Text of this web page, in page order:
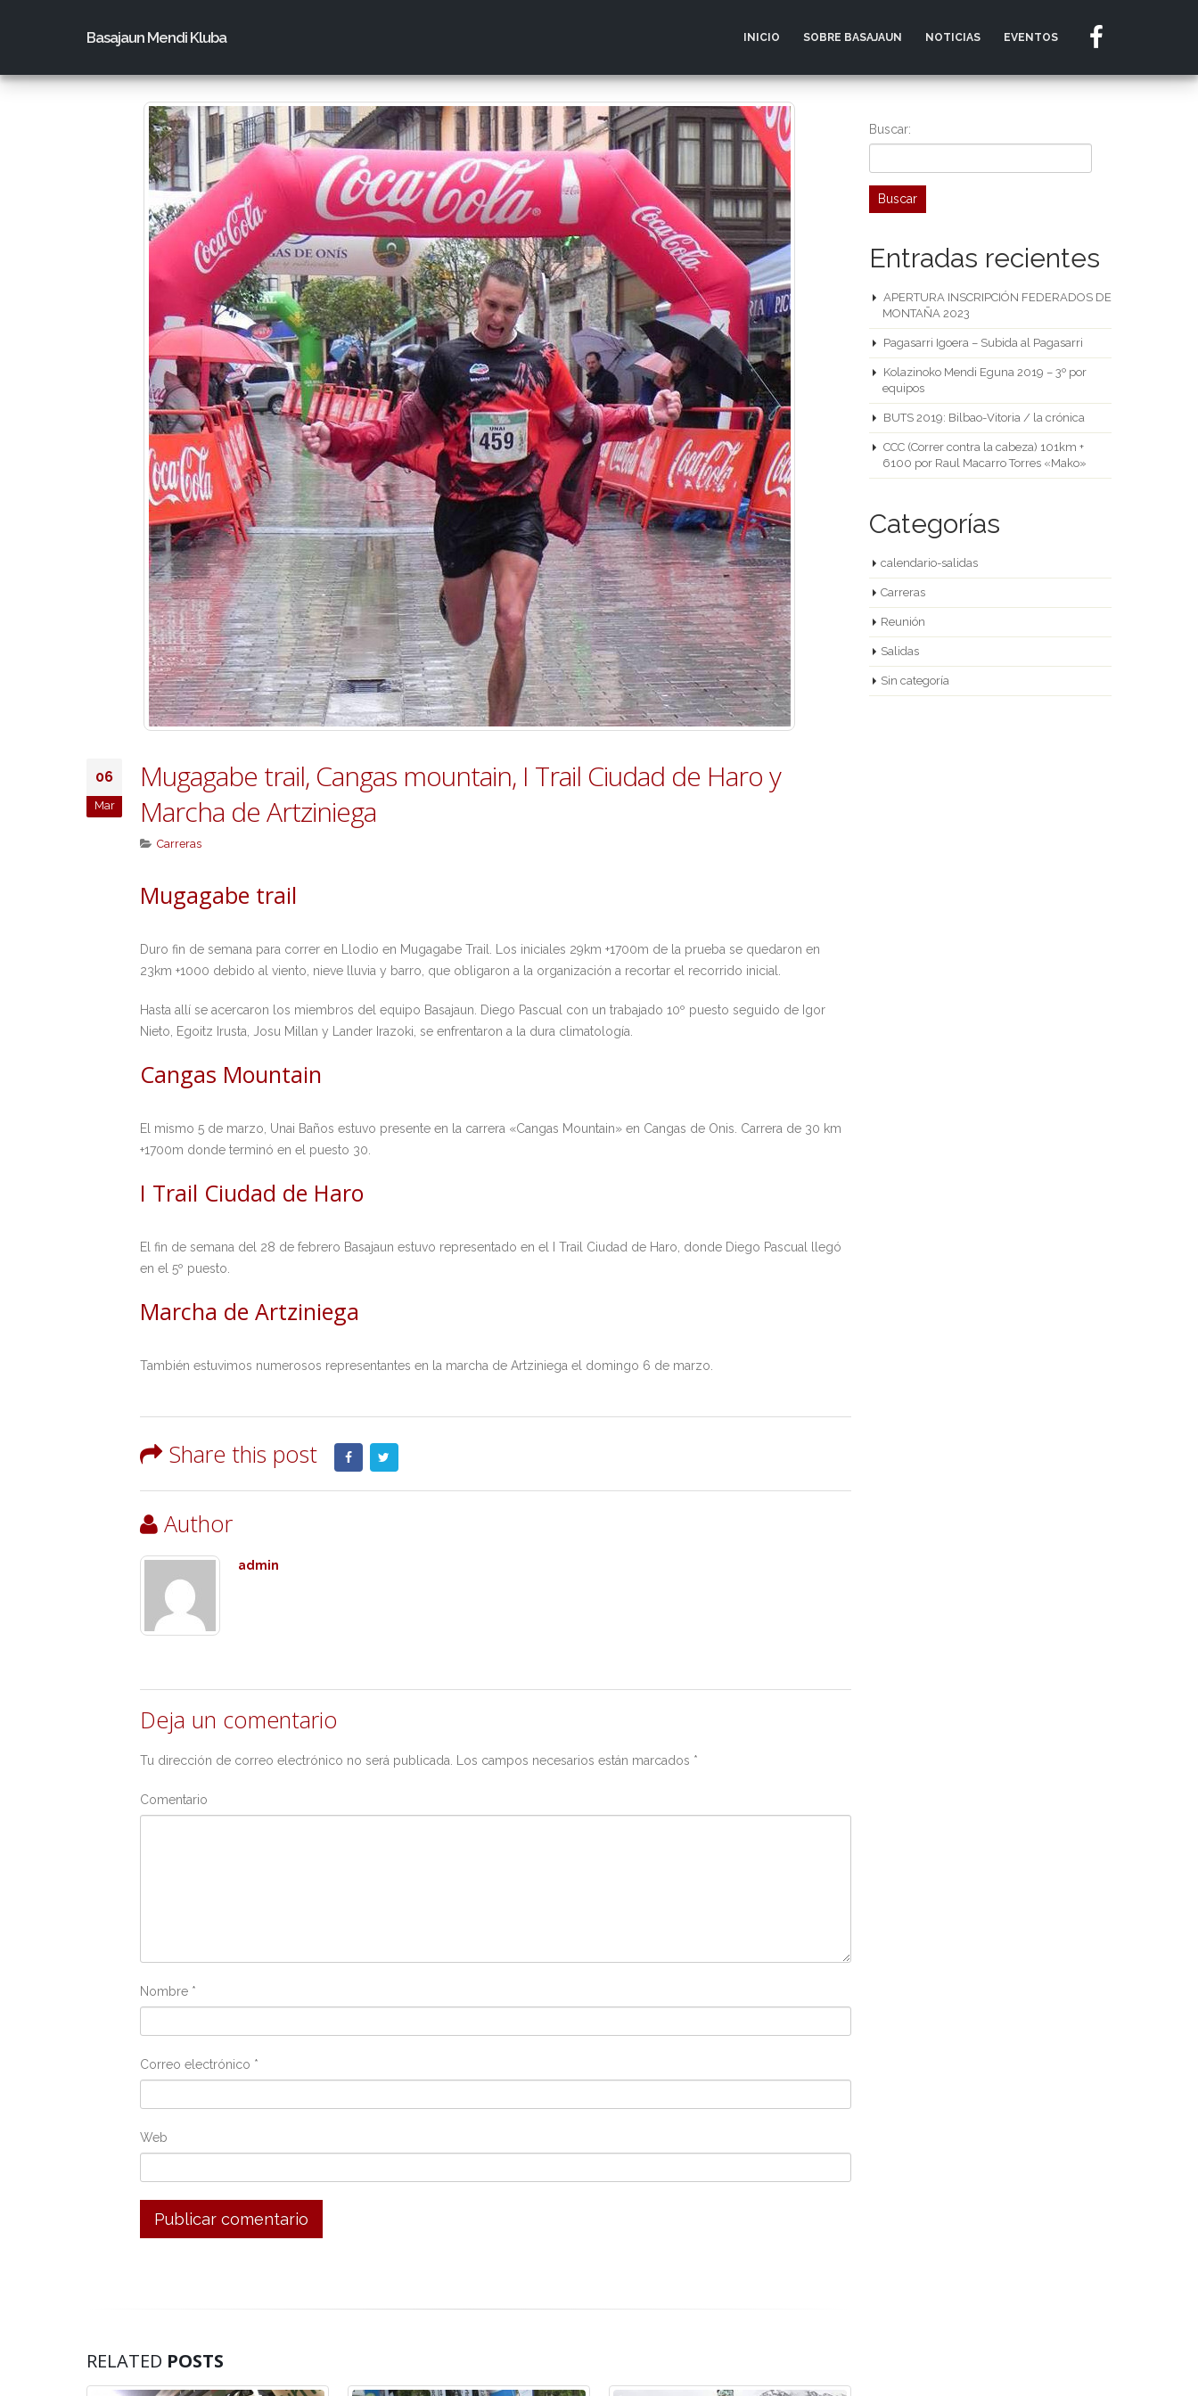
Basajaun Mendi Kluba INICIO SOBRE BASAJAUN NOTICIAS EVENTOS
06
Mar
Mugagabe trail, Cangas mountain, I Trail Ciudad de Haro y
Marcha de Artziniega
Carreras
Mugagabe trail
Duro fin de semana para correr en Llodio en Mugagabe Trail. Los iniciales 29km +1700m de la prueba se quedaron en
23km +1000 debido al viento, nieve lluvia y barro, que obligaron a la organización a recortar el recorrido inicial.
Hasta allí se acercaron los miembros del equipo Basajaun. Diego Pascual con un trabajado 10º puesto seguido de Igor
Nieto, Egoitz Irusta, Josu Millan y Lander Irazoki, se enfrentaron a la dura climatología.
Cangas Mountain
El mismo 5 de marzo, Unai Baños estuvo presente en la carrera «Cangas Mountain» en Cangas de Onis. Carrera de 30 km
+1700m donde terminó en el puesto 30.
I Trail Ciudad de Haro
El fin de semana del 28 de febrero Basajaun estuvo representado en el I Trail Ciudad de Haro, donde Diego Pascual llegó
en el 5º puesto.
Marcha de Artziniega
También estuvimos numerosos representantes en la marcha de Artziniega el domingo 6 de marzo.
Share this post
Author
admin
Deja un comentario
Tu dirección de correo electrónico no será publicada. Los campos necesarios están marcados *
Comentario
Nombre *
Correo electrónico *
Web
RELATED POSTS
Buscar:
Entradas recientes
APERTURA INSCRIPCIÓN FEDERADOS DE
MONTAÑA 2023
Pagasarri Igoera – Subida al Pagasarri
Kolazinoko Mendi Eguna 2019 – 3º por
equipos
BUTS 2019: Bilbao-Vitoria / la crónica
CCC (Correr contra la cabeza) 101km +
6100 por Raul Macarro Torres «Mako»
Categorías
calendario-salidas
Carreras
Reunión
Salidas
Sin categoría